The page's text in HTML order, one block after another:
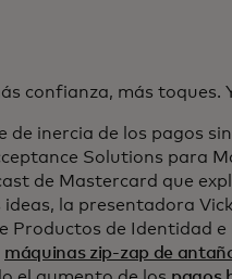
confianza, más toques.
de inercia de los pagos
Solutions para
de Mastercard que
ideas, la presentadora
Productos de Identidad
máquinas zip-zap de